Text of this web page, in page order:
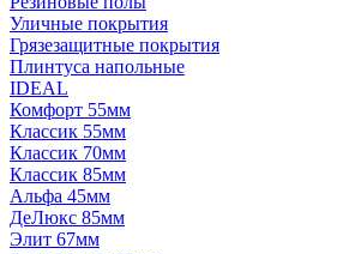
Уличные покрытия
Грязезащитные покрытия
Плинтуса напольные
IDEAL
Комфорт 55мм
Классик 55мм
Классик 70мм
Классик 85мм
Альфа 45мм
ДеЛюкс 85мм
Элит 67мм